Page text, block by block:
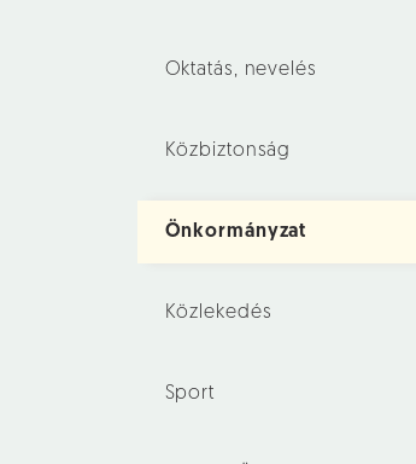
Oktatás, nevelés
Közbiztonság
Önkormányzat
Közlekedés
Sport